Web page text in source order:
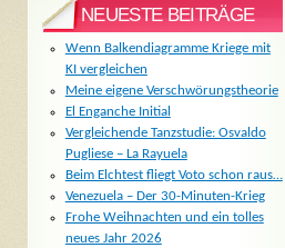
NEUESTE BEITRÄGE
Wenn Balkendiagramme Kriege mit
KI vergleichen
Meine eigene Verschwörungstheorie
El Enganche Initial
Vergleichende Tanzstudie: Osvaldo
Pugliese – La Rayuela
Beim Elchtest fliegt Voto schon raus…
Venezuela – Der 30-Minuten-Krieg
Frohe Weihnachten und ein tolles
neues Jahr 2026